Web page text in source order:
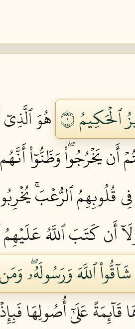
ٱلۡحَكِيمُ ١
هُوَ
يَخۡرُجُواْۖ وَظَنُّوٓاْ
قُلُوبِهِمُ ٱلرُّعۡبَۚ
أَن كَتَبَ ٱللَّهُ
ٱللَّهَ وَرَسُولَهُۥۖ
عَلَىٰٓ أُصُولِهَا